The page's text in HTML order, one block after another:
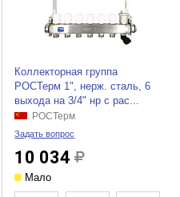
Коллекторная группа
РОСТерм 1", нерж. сталь, 6
выхода на 3/4" нр с рас...
РОСТерм
Задать вопрос
10 034
Мало